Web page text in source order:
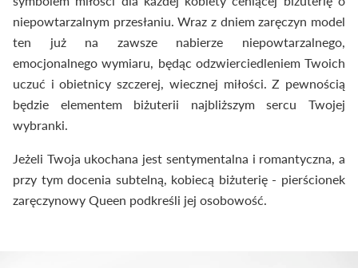
niepowtarzalnym przesłaniu. Wraz z dniem zaręczyn model
ten już na zawsze nabierze niepowtarzalnego,
emocjonalnego wymiaru, będąc odzwierciedleniem Twoich
uczuć i obietnicy szczerej, wiecznej miłości. Z pewnością
będzie elementem biżuterii najbliższym sercu Twojej
wybranki.
Jeżeli Twoja ukochana jest sentymentalna i romantyczna, a
przy tym docenia subtelną, kobiecą biżuterię - pierścionek
zaręczynowy Queen podkreśli jej osobowość.